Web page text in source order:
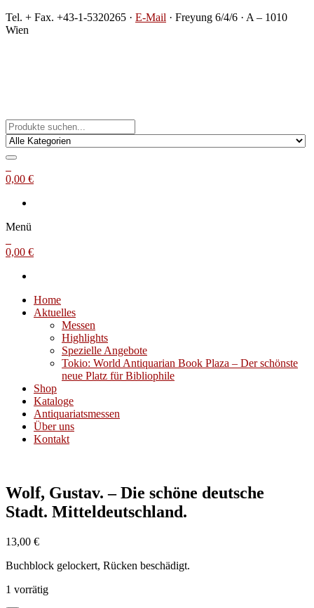
Zum
Inhalt
Tel. + Fax. +43-1-5320265 · E-Mail · Freyung 6/4/6 · A – 1010
Wien
0,00 €
Menü
0,00 €
Home
Aktuelles
Messen
Highlights
Spezielle Angebote
Tokio: World Antiquarian Book Plaza – Der schönste
neue Platz für Bibliophile
Shop
Kataloge
Antiquariatsmessen
Über uns
Kontakt
Wolf, Gustav. – Die schöne deutsche
Stadt. Mitteldeutschland.
13,00 €
Buchblock gelockert, Rücken beschädigt.
1 vorrätig